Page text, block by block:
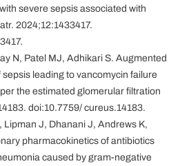
severe sepsis associated with
2024;12:1433417.
N, Patel MJ, Adhikari S. Augmented
leading to vancomycin failure
the estimated glomerular filtration
doi:10.7759/ cureus.14183.
J, Dhanani J, Andrews K,
pharmacokinetics of antibiotics
caused by gram-negative